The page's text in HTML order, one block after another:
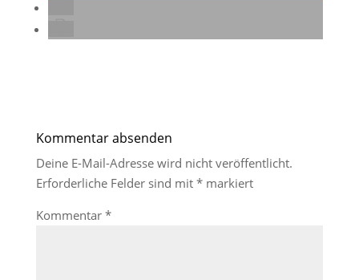
Kommentar absenden
Deine E-Mail-Adresse wird nicht veröffentlicht.
Erforderliche Felder sind mit *markiert
Kommentar *